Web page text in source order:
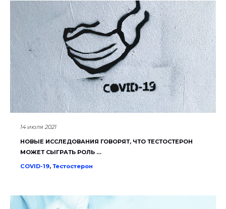
14 июля 2021
НОВЫЕ ИССЛЕДОВАНИЯ ГОВОРЯТ, ЧТО ТЕСТОСТЕРОН
МОЖЕТ СЫГРАТЬ РОЛЬ …
COVID-19, Тестостерон